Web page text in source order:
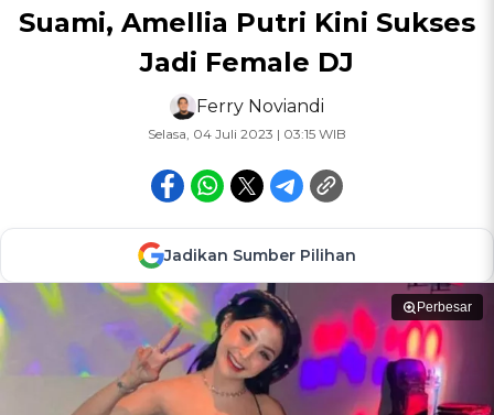
Suami, Amellia Putri Kini Sukses
Jadi Female DJ
Ferry Noviandi
Selasa, 04 Juli 2023 | 03:15 WIB
Jadikan Sumber Pilihan
Perbesar